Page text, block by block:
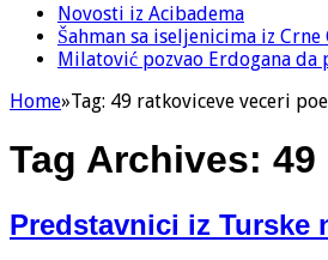
Novosti iz Acibadema
Šahman sa iseljenicima iz
Milatović pozvao Erdogana da
Home»Tag: 49 ratkoviceve veceri
Tag Archives: 49
Predstavnici iz Turske